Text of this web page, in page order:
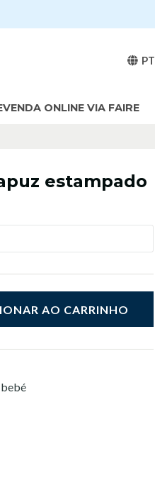
PT
ONLINE VIA FAIRE
estampado
AO CARRINHO